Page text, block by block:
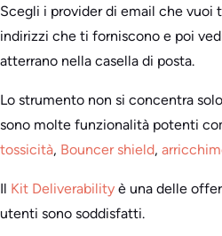
Scegli i provider di email che vuoi
indirizzi che ti forniscono e poi
atterrano nella casella di posta.
Lo strumento non si concentra
sono molte funzionalità potenti
tossicità, Bouncer shield,
Il Kit Deliverability è una delle
utenti sono soddisfatti.